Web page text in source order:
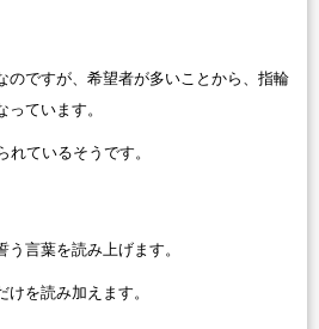
のですが、希望者が多いことから、指輪
ています。
れているそうです。
言葉を読み上げます。
を読み加えます。